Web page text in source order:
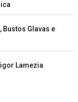
Bustos Glavas e
Lamezia